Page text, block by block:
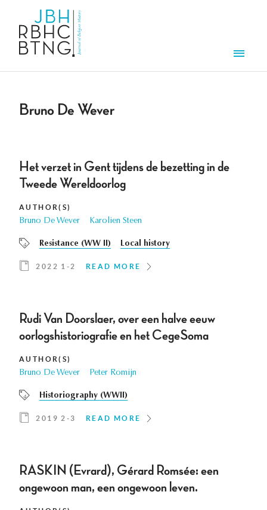
Bruno De Wever
Het verzet in Gent tijdens de bezetting in de
Tweede Wereldoorlog
AUTHOR(S)
Bruno De Wever Karolien Steen
Resistance (WW II) Local history
2022 1-2 READ MORE
Rudi Van Doorslaer, over een halve eeuw
oorlogshistoriografie en het CegeSoma
AUTHOR(S)
Bruno De Wever Peter Romijn
Historiography (WWII)
2019 2-3 READ MORE
RASKIN (Evrard), Gérard Romsée: een
ongewoon man, een ongewoon leven.